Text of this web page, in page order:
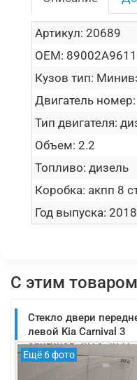
Артикул: 20689
OEM:
Кузов тип:
Двигатель номер:
Тип двигателя:
Объем: 2.2
Топливо: дизель
Коробка: акпп 8
Год выпуска: 2018
С этим
Стекло двери
левой Kia Carnival 3
оригинал 2014-2021
(82410A9000)
Ещё 6 фото